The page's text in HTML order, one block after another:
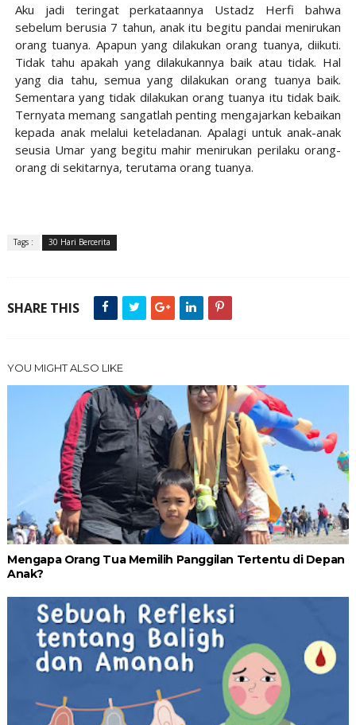
Aku jadi teringat perkataannya Ustadz Herfi bahwa
sebelum berusia 7 tahun, anak itu begitu pandai menirukan
orang tuanya. Apapun yang dilakukan orang tuanya, diikuti.
Tidak tahu apakah yang dilakukannya baik atau tidak. Hal
yang dia tahu, semua yang dilakukan orang tuanya baik.
Sementara yang tidak dilakukan orang tuanya itu tidak baik.
Ternyata memang sangatlah penting mengajarkan kebaikan
kepada anak melalui keteladanan. Apalagi untuk anak-anak
seusia Umar yang begitu mahir menirukan perilaku orang-
orang di sekitarnya, terutama orang tuanya.
Tags : 30 Hari Bercerita
SHARE THIS
YOU MIGHT ALSO LIKE
Mengapa Orang Tua Memilih Panggilan Tertentu di Depan
Anak?